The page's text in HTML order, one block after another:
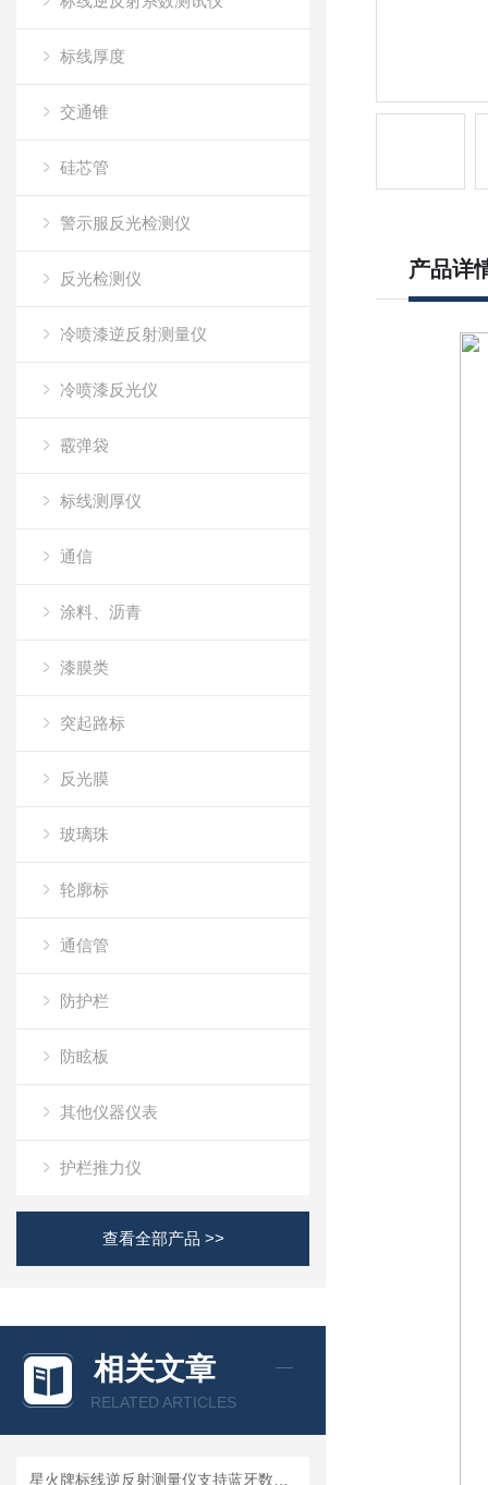
标线厚度
交通锥
硅芯管
警示服反光检测仪
反光检测仪
冷喷漆逆反射测量仪
冷喷漆反光仪
霰弹袋
标线测厚仪
通信
涂料、沥青
漆膜类
突起路标
反光膜
玻璃珠
轮廓标
通信管
防护栏
防眩板
其他仪器仪表
护栏推力仪
查看全部产品 >>
相关文章
RELATED ARTICLES
产品详